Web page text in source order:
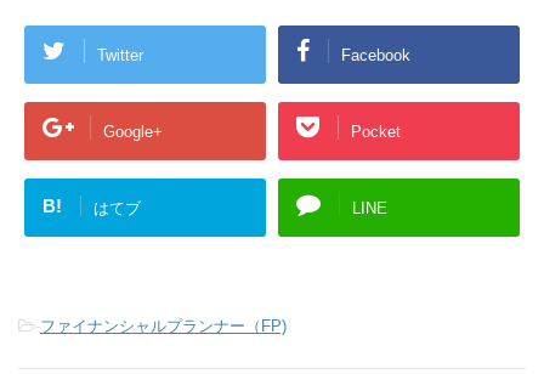
Twitter Facebook
Google+ Pocket
B! はてブ LINE
-ファイナンシャルプランナー（FP)